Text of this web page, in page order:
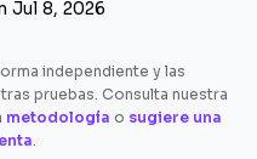
Jul 8, 2026
independiente y las
pruebas. Consulta nuestra
metodología o sugiere una
.